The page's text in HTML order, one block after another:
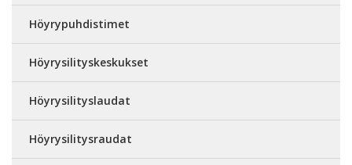
Höyrypuhdistimet
Höyrysilityskeskukset
Höyrysilityslaudat
Höyrysilitysraudat